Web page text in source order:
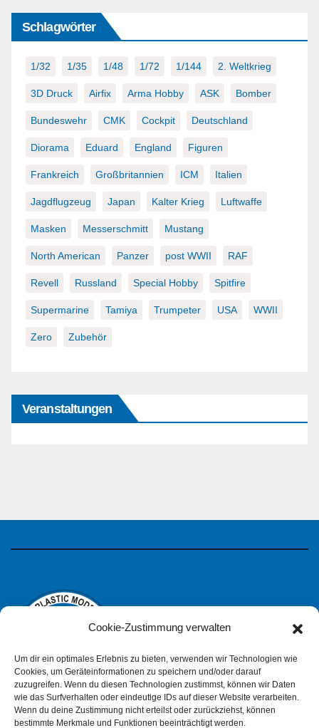
Cookie-Zustimmung verwalten
Um dir ein optimales Erlebnis zu bieten, verwenden wir Technologien wie
Cookies, um Geräteinformationen zu speichern und/oder darauf
zuzugreifen. Wenn du diesen Technologien zustimmst, können wir Daten
wie das Surfverhalten oder eindeutige IDs auf dieser Website verarbeiten.
Wenn du deine Zustimmung nicht erteilst oder zurückziehst, können
bestimmte Merkmale und Funktionen beeinträchtigt werden.
Schlagwörter
1/32 1/35 1/48 1/72 1/144 2. Weltkrieg
3D Druck Airfix Arma Hobby ASK Bomber
Bundeswehr CMK Cockpit Deutschland
Diorama Eduard England Figuren
Frankreich Großbritannien ICM Italien
Jagdflugzeug Japan Kalter Krieg Luftwaffe
Masken Messerschmitt Mustang
North American Panzer post WWII RAF
Revell Russland Special Hobby Spitfire
Supermarine Tamiya Trumpeter USA WWII
Zero Zubehör
Veranstaltungen
IPMS Deutschland